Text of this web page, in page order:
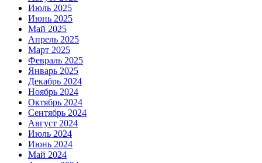
Июль 2025
Июнь 2025
Май 2025
Апрель 2025
Март 2025
Февраль 2025
Январь 2025
Декабрь 2024
Ноябрь 2024
Октябрь 2024
Сентябрь 2024
Август 2024
Июль 2024
Июнь 2024
Май 2024